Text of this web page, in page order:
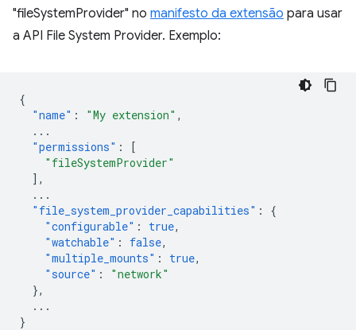
"fileSystemProvider" no manifesto da extensão para usar
a API File System Provider. Exemplo:
{
"name" : "My extension" ,
...
"permissions" :
[
"fileSystemProvider"
],
...
"file_system_provider_capabilities" :
{
"configurable" : true,
"watchable" : false,
"multiple_mounts" : true,
"source" :
"network"
},
...
}